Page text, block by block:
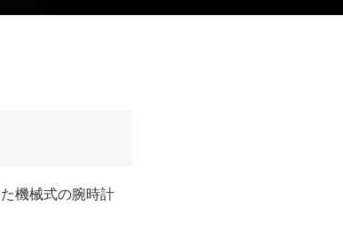
機械式の腕時計